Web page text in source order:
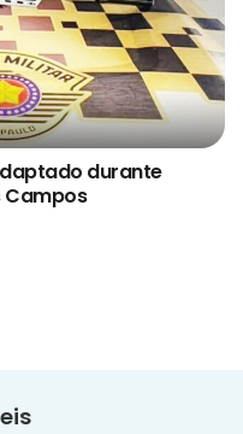
durante
Campos